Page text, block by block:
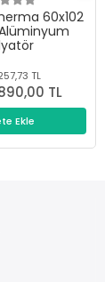
60x102
TL
TL
Ekle